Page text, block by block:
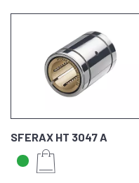
SFERAX HT 3047 A